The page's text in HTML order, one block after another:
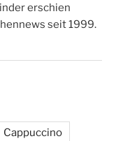
erschien
seit 1999.
Cappuccino